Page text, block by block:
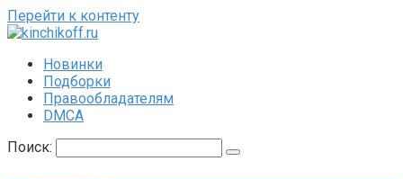
Перейти к контенту
Новинки
Подборки
Правообладателям
DMCA
Поиск: